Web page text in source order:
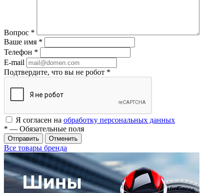
Вопрос *
Ваше имя *
Телефон *
E-mail
Подтвердите, что вы не робот *
Я согласен на обработку персональных данных
* — Обязательные поля
Отменить
Все товары бренда